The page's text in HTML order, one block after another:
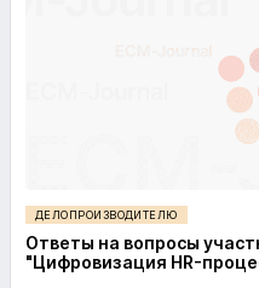
ДЕЛОПРОИЗВОДИТЕЛЮ
Ответы на вопросы
"Цифровизация HR-